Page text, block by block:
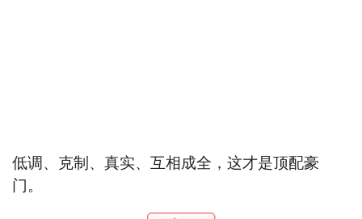
低调、克制、真实、互相成全，这才是顶配豪
门。